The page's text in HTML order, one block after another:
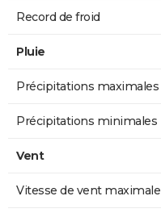
Record de froid
Pluie
Précipitations maximales
Précipitations minimales
Vent
Vitesse de vent maximale